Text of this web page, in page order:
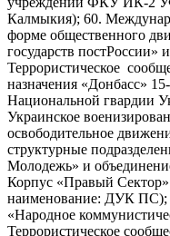
Калмыкия); 60.
форме общественного
государств постРоссии»
Террористическое
назначения «Донбасс»
Национальной гвардии
Украинское
освободительное
структурные
Молодежь» и
Корпус «Правый Сектор»
наименование: ДУК ПС);
«Народное
Террористическое